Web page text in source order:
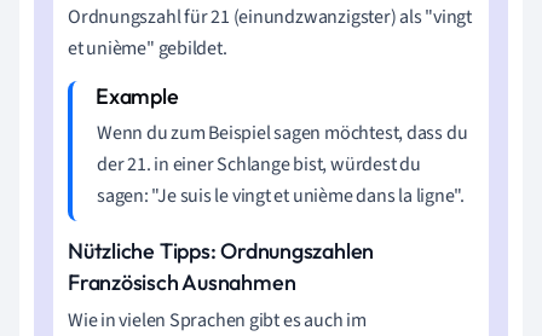
Ordnungszahl für 21 (einundzwanzigster) als "vingt
et unième" gebildet.
Wenn du zum Beispiel sagen möchtest, dass du
der 21. in einer Schlange bist, würdest du
sagen: "Je suis le vingt et unième dans la ligne".
Nützliche Tipps: Ordnungszahlen
Französisch Ausnahmen
Wie in vielen Sprachen gibt es auch im